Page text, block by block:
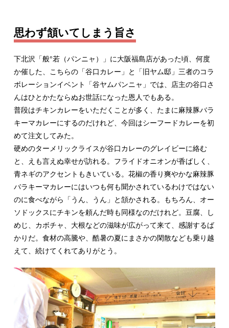
思わず頷いてしまう旨さ
下北沢「般°若（パンニャ）」に大阪福島店があった頃、何度
か催した、こちらの「谷口カレー」と「旧ヤム邸」三者のコラ
ボレーションイベント「谷ヤムパンニャ」では、店主の谷口さ
んはひとかたならぬお世話になった恩人でもある。
普段はチキンカレーをいただくことが多く、たまに麻辣豚バラ
キーマカレーにするのだけれど、今回はシーフードカレーを初
めて注文してみた。
硬めのターメリックライスが谷口カレーのグレイビーに絡む
と、えも言えぬ幸せが訪れる。フライドオニオンが香ばしく、
青ネギのアクセントもきいている。花椒の香り爽やかな麻辣豚
バラキーマカレーにはいつも何も聞かされているわけではない
のに食べながら「うん、うん」と頷かされる。もちろん、オー
ソドックスにチキンを頼んだ時も同様なのだけれど。豆腐、し
めじ、カボチャ、大根などの滋味が広がって来て、感謝するば
かりだ。食材の高騰や、酷暑の夏にまさかの閑散なども乗り越
えて、続けてくれてありがとう。